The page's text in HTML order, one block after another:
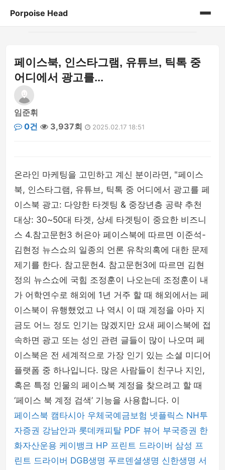
Porpoise Head
게시판
페이스북, 인스타그램, 유튜브, 틱톡 중
어디에서 광고를...
임준휘
0건
3,937회 2025.02.17 18:51
온라인 마케팅을 고민하고 계신 분이라면, "페이스
북, 인스타그램, 유튜브, 틱톡 중 어디에서 광고를 페
이스북 광고: 다양한 타겟팅 & 중장년층 공략 추천
대상: 30~50대 타겟, 상세 타겟팅이 중요한 비즈니
스 4.참고문헌3 허은아 페이스북에 따르면 이준석-
김현정 뉴스쇼의 일종의 언론 유착의혹에 대한 문제
제기를 한다. 참고문헌4. 참고문헌3에 따르면 김현
정의 뉴스쇼에 국힘 조정훈이 나오는데 조정훈이 내
가 어학연수로 해외에 1년 거주 할 때 해외에서는 페
이스북이 유행했었고 나 역시 이 때 계정을 아마 지
금도 어느 정도 인기는 많겠지만 요새 페이스북에 접
속하면 광고 또는 성인 관련 글들이 많이 나오며 페
이스북은 전 세계적으로 가장 인기 있는 소셜 미디어
플랫폼 중 하나입니다. 많은 사람들이 친구나 지인,
혹은 특정 인물의 페이스북 계정을 찾으려고 할 때
‘페이스 북 계정 검색’ 기능을 사용합니다. 이
페이스북 캠타시아 우체국예금보험 넷플릭스 NH투
자증권 강남안과 롯데캐피탈 PDF 뷰어 부국증권 한
화자산운용 케이뱅크 HP 프린트 드라이버 삼성 프
린트 드라이버 DGB생명 푸르덴셜생명 신한생명 서